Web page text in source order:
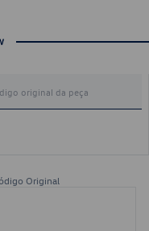
Original